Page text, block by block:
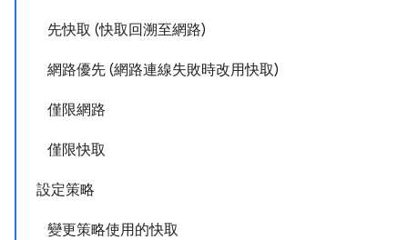
先快取 (快取回溯至網路)
網路優先 (網路連線失敗時改用快取)
僅限網路
僅限快取
設定策略
變更策略使用的快取